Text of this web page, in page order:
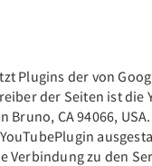
Plugins der von
der Seiten ist die
Bruno, CA 94066,
Verbindung zu den